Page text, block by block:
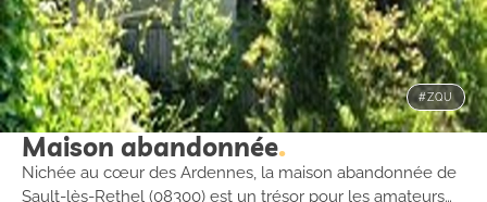
#ZQU
Maison abandonnée
Nichée au cœur des Ardennes, la maison abandonnée de
Sault-lès-Rethel (08300) est un trésor pour les amateurs